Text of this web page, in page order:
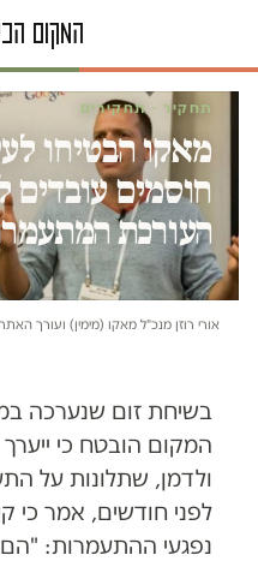
תחקיר · תחקירים
מאקו הבטיחו
חוסמים עובדים
העורכת
אורי רוזן מנכ"ל מאקו (מימין) ועורך
בשיחת זום שנערכה
המקום הובטח כי
ולדמן, שתלונות על
לפני חודשים, אמר כי
נפגעי ההתעמרות: